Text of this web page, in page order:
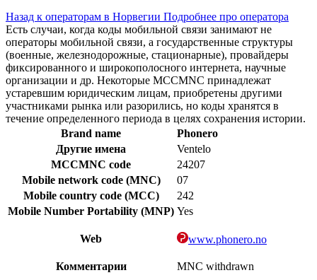
Назад к операторам в Норвегии Подробнее про оператора
Есть случаи, когда коды мобильной связи занимают не
операторы мобильной связи, а государственные структуры
(военные, железнодорожные, стационарные), провайдеры
фиксированного и широкополосного интернета, научные
организации и др. Некоторые MCCMNC принадлежат
устаревшим юридическим лицам, приобретены другими
участниками рынка или разорились, но коды хранятся в
течение определенного периода в целях сохранения истории.
Brand name
Phonero
Другие имена
Ventelo
MCCMNC code
24207
Mobile network code (MNC)
07
Mobile country code (MCC)
242
Mobile Number Portability (MNP) Yes
Web www.phonero.no
Комментарии MNC withdrawn